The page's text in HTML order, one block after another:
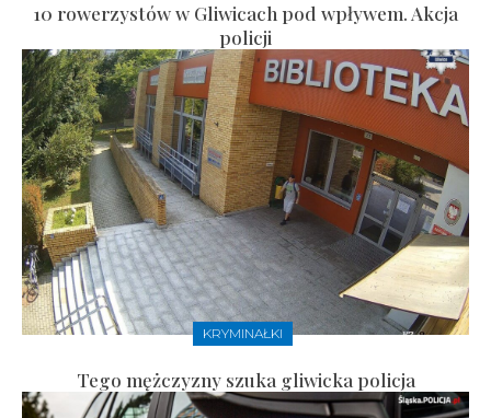
10 rowerzystów w Gliwicach pod wpływem. Akcja
policji
KRYMINAŁKI
Tego mężczyzny szuka gliwicka policja